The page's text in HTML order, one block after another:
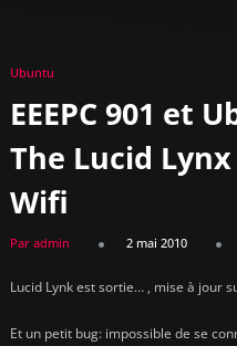
Ubuntu
EEEPC 901 et
The Lucid
Wifi
Par admin 2 mai 2010
Lucid Lynk est sortie… , mise à jour
Et un petit bug: impossible de se